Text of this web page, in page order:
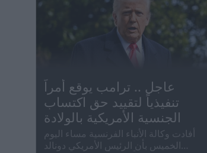
عاجل .. ترامب يوقع أمراً
تنفيذياً لتقييد حق اكتساب
الجنسية الأمريكية بالولادة
أفادت وكالة الأنباء الفرنسية مساء اليوم
الخميس بأن الرئيس الأمريكي دونالد